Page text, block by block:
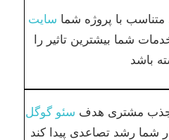
با پروژه شما سایت
شما بیشترین تاثیر را
باشد
جذب مشتری هدف سئو گوگل
شما رشد تصاعدی پیدا کند